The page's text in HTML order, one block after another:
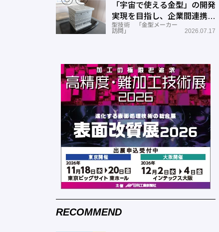
「宇宙で使える金型」の開発
実現を目指し、企業間連携を
推進―ワールド工業
型技術 「金型メーカー
訪問」
2026.07.17
RECOMMEND